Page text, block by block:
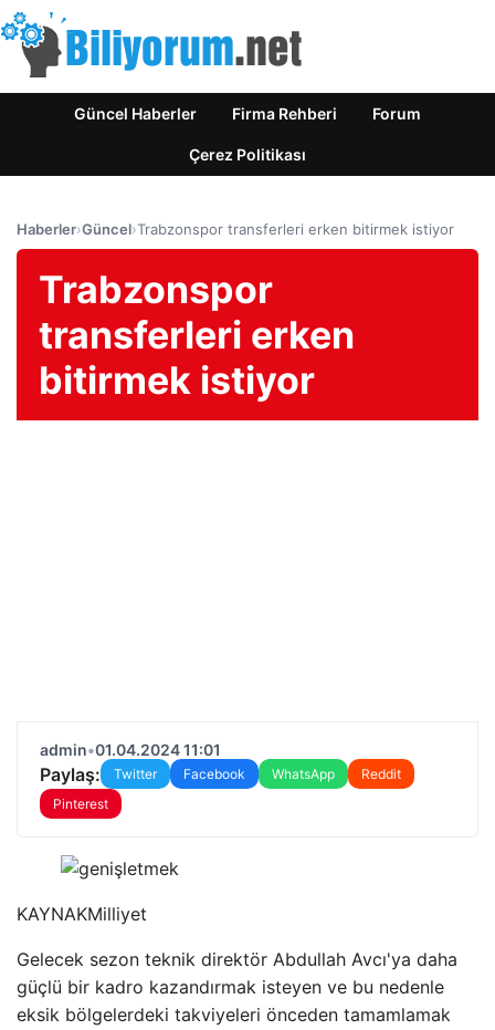
Güncel Haberler Firma Rehberi Forum
Çerez Politikası
Haberler›Güncel›Trabzonspor transferleri erken bitirmek istiyor
Trabzonspor
transferleri erken
bitirmek istiyor
admin•01.04.2024 11:01
Paylaş: Twitter Facebook WhatsApp
Reddit
Pinterest
KAYNAKMilliyet
Gelecek sezon teknik direktör Abdullah Avcı'ya daha
güçlü bir kadro kazandırmak isteyen ve bu nedenle
eksik bölgelerdeki takviyeleri önceden tamamlamak